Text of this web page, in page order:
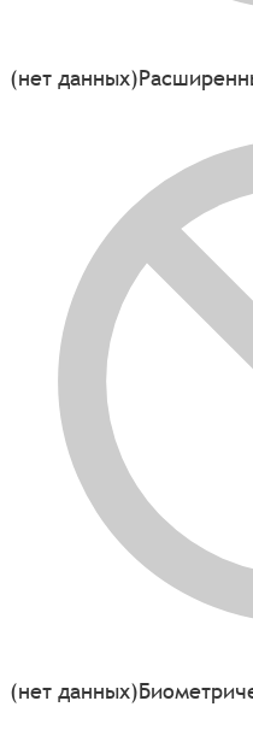
(нет данных)
(нет данных)